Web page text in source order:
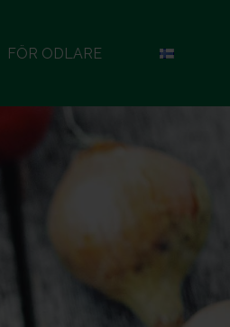
FÖR ODLARE